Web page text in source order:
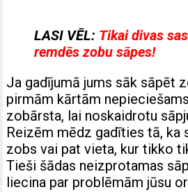
LASI VĒL: Tikai divas
remdēs zobu sāpes!
Ja gadījumā jums sāk sāpēt
pirmām kārtām
zobārsta, lai noskaidrotu
Reizēm mēdz gadīties tā, ka
zobs vai pat vieta, kur tikko
Tieši šādas neizprotamas
liecina par problēmām jūsu